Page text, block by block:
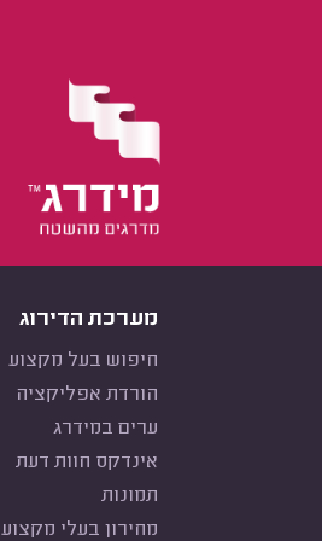
מערכת הדירוג
חיפוש בעל מקצוע
הורדת אפליקציה
ערים במידרג
אינדקס חוות דעת
תמונות
מחירון בעלי מקצוע